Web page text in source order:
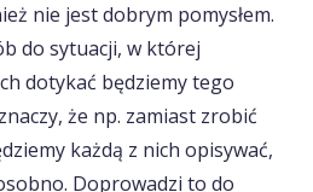
nie jest dobrym pomysłem.
do sytuacji, w której
dotykać będziemy tego
że np. zamiast zrobić
każdą z nich opisywać,
Doprowadzi to do